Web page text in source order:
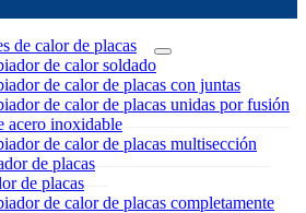
de calor de placas
de calor soldado
de calor de placas con juntas
de calor de placas unidas por fusión
acero inoxidable
de calor de placas multisección
de placas
de placas
de calor de placas completamente